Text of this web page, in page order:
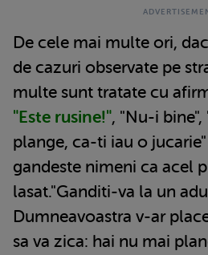
De cele mai multe ori,
de cazuri observate pe
multe sunt tratate cu
"Este rusine!", "Nu-i
plange, ca-ti iau o
gandeste nimeni ca acel
lasat."Ganditi-va la un
Dumneavoastra v-ar
sa va zica: hai nu mai